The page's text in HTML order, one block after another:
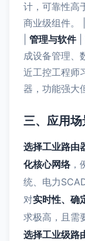
计，可靠性高
商业级组件。 |
管理与软件|
成设备管理、
近工控工程师
器，功能强大
三、应用
选择工业路由
化核心网络，
统、电力
对实时性、确
求极高，且需
选择工业级路